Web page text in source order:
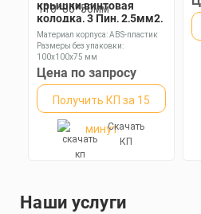
крышки,винтовая
колодка, 3 Пин, 2,5мм2,
ABS-пластик,
110*80*50мм
Материал корпуса: ABS-пластик
Размеры без упаковки:
100х100х75 мм
Степень пылевлагозащиты: IP65
Цена по запросу
Получить КП за 15
минутСкачать
КП
Наши услуги